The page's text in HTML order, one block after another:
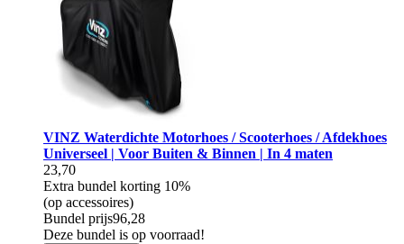
VINZ Waterdichte Motorhoes / Scooterhoes / Afdekhoes
Universeel | Voor Buiten & Binnen | In 4 maten
23,70
Extra bundel korting 10%
(op accessoires)
Bundel prijs96,28
Deze bundel is op voorraad!